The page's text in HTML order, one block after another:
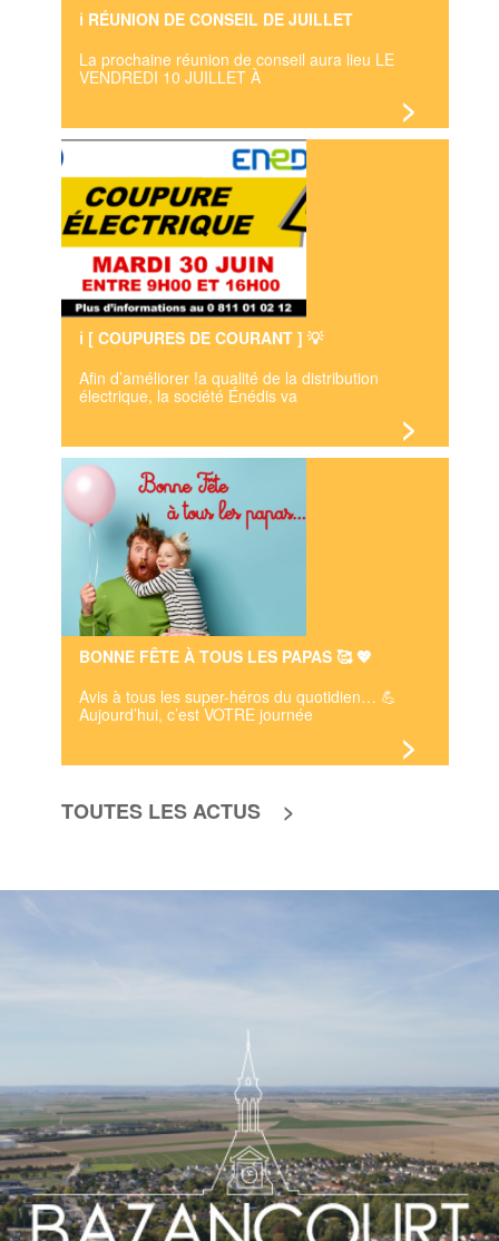
ℹ️ RÉUNION DE CONSEIL DE JUILLET
La prochaine réunion de conseil aura lieu LE
VENDREDI 10 JUILLET À
>
ℹ️ [ COUPURES DE COURANT ] 💡
Afin d’améliorer !a qualité de la distribution
électrique, la société Énédis va
>
BONNE FÊTE À TOUS LES PAPAS 🥰 💖
Avis à tous les super-héros du quotidien… 💪
Aujourd’hui, c’est VOTRE journée
>
TOUTES LES ACTUS >